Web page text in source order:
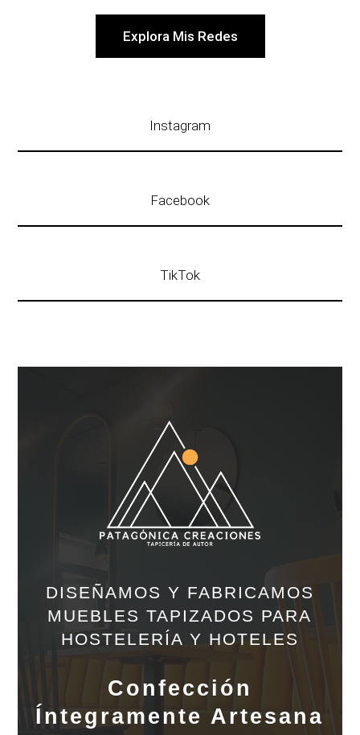
Explora Mis Redes
Instagram
Facebook
TikTok
DISEÑAMOS Y FABRICAMOS
MUEBLES TAPIZADOS PARA
HOSTELERÍA Y HOTELES
Confección
Íntegramente Artesana